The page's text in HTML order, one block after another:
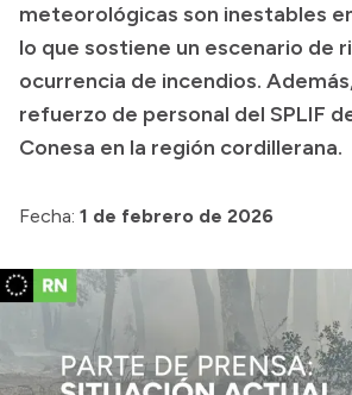
Consulta de expedientes
Consulta de pago a proveedores
Convocatorias
Intranet
meteorológicas son inestables
lo que sostiene un escenario de
ocurrencia de incendios.
refuerzo de personal del SPLIF
Conesa en la región cordillerana.
Fecha: 1 de febrero de 2026